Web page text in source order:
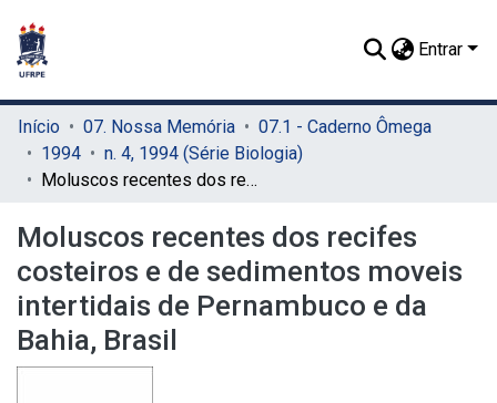
Entrar
Início 07. Nossa Memória
07.1 - Caderno Ômega
1994
n. 4, 1994 (Série Biologia)
Moluscos recentes dos recifes costeiros e de sedimentos moveis intertidais de Pernambuco e da Bahia, Brasil
Moluscos recentes dos recifes
costeiros e de sedimentos moveis
intertidais de Pernambuco e da
Bahia, Brasil